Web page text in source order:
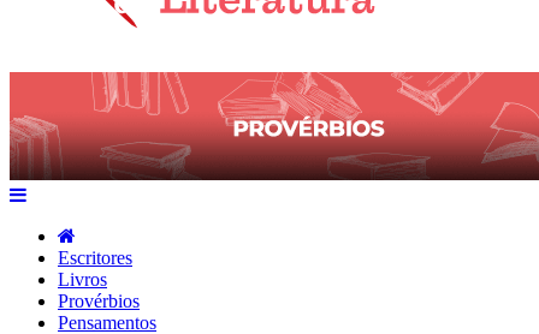
Escritores
Livros
Provérbios
Pensamentos